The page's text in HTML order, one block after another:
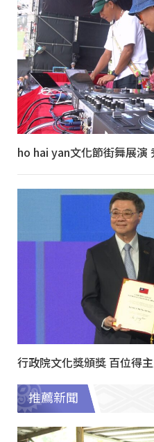
ho hai yan文化節街舞展演
行政院文化獎頒獎 百位得
推薦新聞